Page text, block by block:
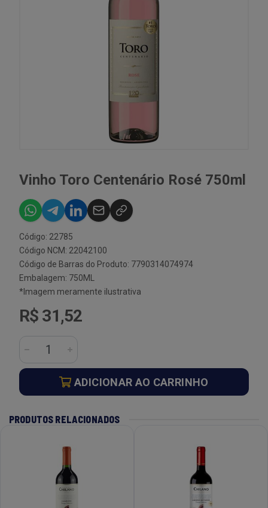
Vinho Toro Centenário Rosé 750ml
Código: 22785
Código NCM: 22042100
Código de Barras do Produto: 7790314074974
Embalagem: 750ML
*Imagem meramente ilustrativa
R$ 31,52
ADICIONAR AO CARRINHO
PRODUTOS RELACIONADOS